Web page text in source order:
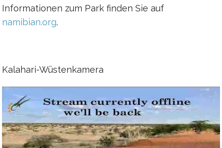
Informationen zum Park finden Sie auf
namibian.org.
Kalahari-Wüstenkamera